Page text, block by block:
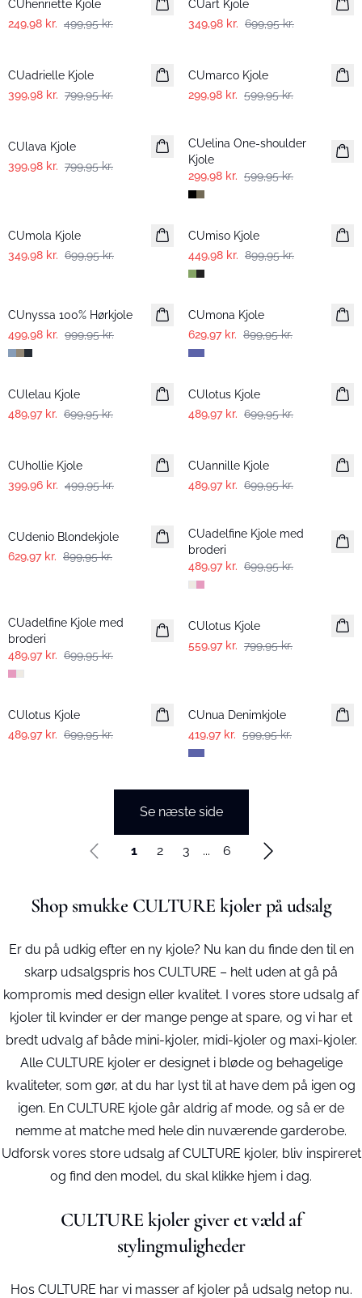
CUhenriette Kjole
249,98 kr. 499,95 kr.
CUart Kjole
349,98 kr. 699,95 kr.
CUadrielle Kjole
399,98 kr. 799,95 kr.
CUmarco Kjole
299,98 kr. 599,95 kr.
CUlava Kjole
399,98 kr. 799,95 kr.
CUelina One-shoulder
Kjole
299,98 kr. 599,95 kr.
CUmola Kjole
349,98 kr. 699,95 kr.
-50%
CUmiso Kjole
449,98 kr. 899,95 kr.
CUnyssa 100% Hørkjole
499,98 kr. 999,95 kr.
-30%
CUmona Kjole
629,97 kr. 899,95 kr.
-30%
CUlelau Kjole
489,97 kr. 699,95 kr.
-30%
CUlotus Kjole
489,97 kr. 699,95 kr.
CUhollie Kjole
399,96 kr. 499,95 kr.
CUannille Kjole
489,97 kr. 699,95 kr.
CUdenio Blondekjole
629,97 kr. 899,95 kr.
CUadelfine Kjole med
broderi
489,97 kr. 699,95 kr.
CUadelfine Kjole med
broderi
489,97 kr. 699,95 kr.
-30%
CUlotus Kjole
559,97 kr. 799,95 kr.
-30%
CUlotus Kjole
489,97 kr. 699,95 kr.
CUnua Denimkjole
419,97 kr. 599,95 kr.
Se næste side
1 2 3 ... 6
Shop smukke CULTURE kjoler på udsalg
Er du på udkig efter en ny kjole? Nu kan du finde den til en
skarp udsalgspris hos CULTURE – helt uden at gå på
kompromis med design eller kvalitet. I vores store udsalg af
kjoler til kvinder er der mange penge at spare, og vi har et
bredt udvalg af både mini-kjoler, midi-kjoler og maxi-kjoler.
Alle CULTURE kjoler er designet i bløde og behagelige
kvaliteter, som gør, at du har lyst til at have dem på igen og
igen. En CULTURE kjole går aldrig af mode, og så er de
nemme at matche med hele din nuværende garderobe.
Udforsk vores store udsalg af CULTURE kjoler, bliv inspireret
og find den model, du skal klikke hjem i dag.
CULTURE kjoler giver et væld af
stylingmuligheder
Hos CULTURE har vi masser af kjoler på udsalg netop nu.